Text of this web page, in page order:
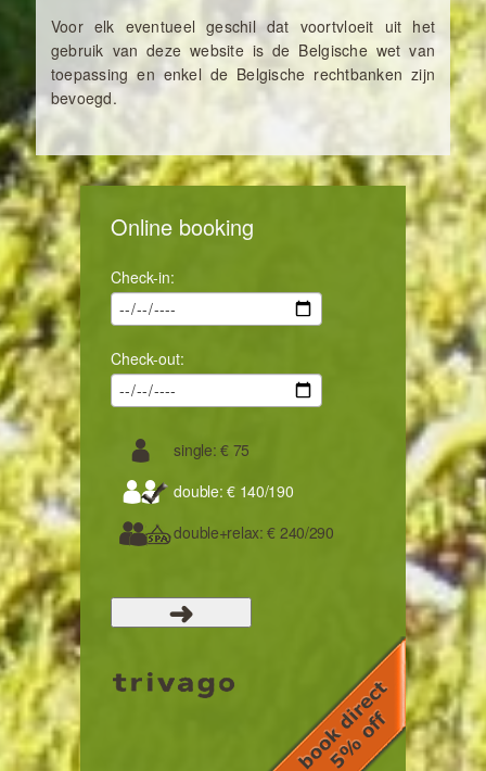
Voor elk eventueel geschil dat voortvloeit uit het
gebruik van deze website is de Belgische wet van
toepassing en enkel de Belgische rechtbanken zijn
bevoegd.
Online booking
Check-in:
Check-out:
single: € 75
double: € 140/190
double+relax: € 240/290